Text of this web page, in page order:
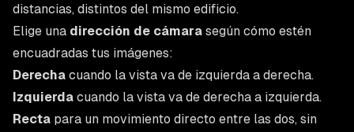
distancias, distintos del mismo edificio.
Elige una dirección de cámara según cómo estén
encuadradas tus imágenes:
Derecha cuando la vista va de izquierda a derecha.
Izquierda cuando la vista va de derecha a izquierda.
Recta para un movimiento directo entre las dos, sin